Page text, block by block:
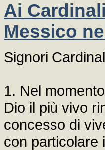
Ai
Messico
Signori
1. Nel
Dio il più vivo
concesso di
con particolare